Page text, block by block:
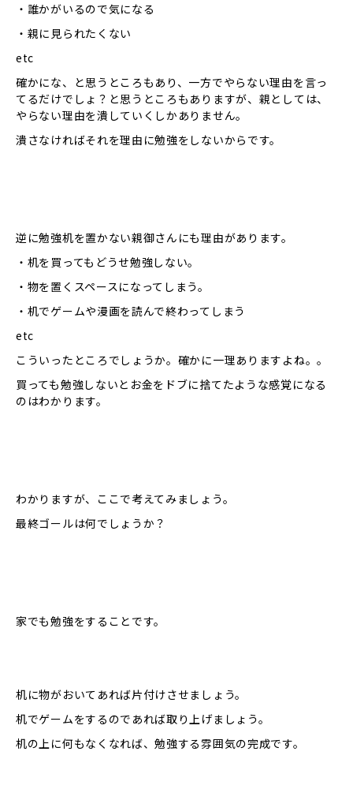
・誰かがいるので気になる
・親に見られたくない
etc
確かにな、と思うところもあり、一方でやらない理由を言っ
てるだけでしょ？と思うところもありますが、親としては、
やらない理由を潰していくしかありません。
潰さなければそれを理由に勉強をしないからです。
逆に勉強机を置かない親御さんにも理由があります。
・机を買ってもどうせ勉強しない。
・物を置くスペースになってしまう。
・机でゲームや漫画を読んで終わってしまう
etc
こういったところでしょうか。確かに一理ありますよね。。
買っても勉強しないとお金をドブに捨てたような感覚になる
のはわかります。
わかりますが、ここで考えてみましょう。
最終ゴールは何でしょうか？
家でも勉強をすることです。
机に物がおいてあれば片付けさせましょう。
机でゲームをするのであれば取り上げましょう。
机の上に何もなくなれば、勉強する雰囲気の完成です。